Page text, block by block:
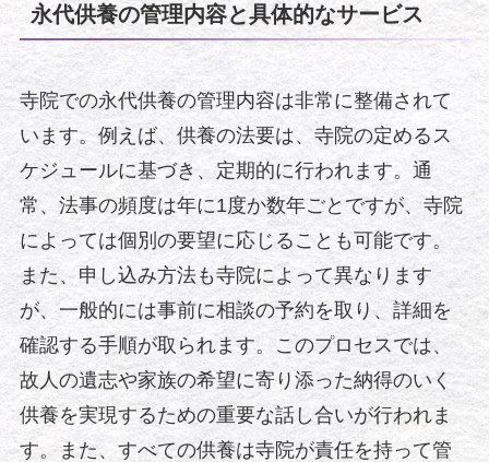
永代供養の管理内容と具体的なサービス
寺院での永代供養の管理内容は非常に整備されて
います。例えば、供養の法要は、寺院の定めるス
ケジュールに基づき、定期的に行われます。通
常、法事の頻度は年に1度か数年ごとですが、寺院
によっては個別の要望に応じることも可能です。
また、申し込み方法も寺院によって異なります
が、一般的には事前に相談の予約を取り、詳細を
確認する手順が取られます。このプロセスでは、
故人の遺志や家族の希望に寄り添った納得のいく
供養を実現するための重要な話し合いが行われま
す。また、すべての供養は寺院が責任を持って管